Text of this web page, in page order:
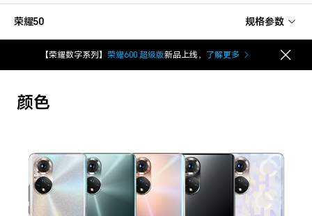
荣耀50 规格参数
【荣耀数字系列】 荣耀600 超级版新品上线， 了解更多